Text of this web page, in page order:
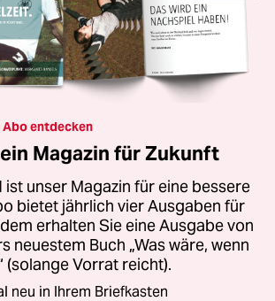
Abo entdecken
Magazin für Zukunft
ist unser Magazin für eine bessere
bietet jährlich vier Ausgaben für
erhalten Sie eine Ausgabe von
neuestem Buch „Was wäre, wenn
(solange Vorrat reicht).
neu in Ihrem Briefkasten